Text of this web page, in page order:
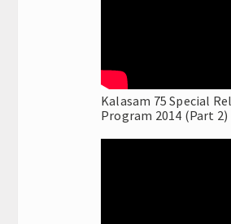
Kalasam 75 Special
Program 2014 (Part 2)